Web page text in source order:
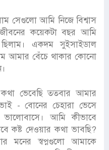
সেগুলো আমি নিজে বিশ্বাস
কয়েকটা বছর আমি
ছিলাম। একদম সুইসাইডাল
আমার বেঁচে থাকার কোনো
ভেবেছি ততবার আমার
- বোনের চেহারা ভেসে
আমি কীভাবে
কষ্ট দেওয়ার কথা ভাবছি?
স্বপ্নগুলো আমাকে